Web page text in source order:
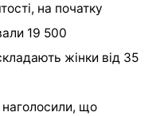
на початку
19 500
жінки від 35
наголосили, що